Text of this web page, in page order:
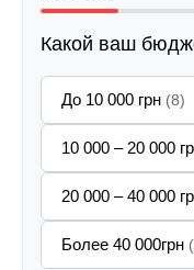
Какой ваш
До 10 000 грн (8)
10 000 – 20 000
20 000 – 40 000
Более 40 000грн